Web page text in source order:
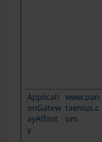
Applicati
onGatew
ayAffinit
y
www.pan
taenius.c
om